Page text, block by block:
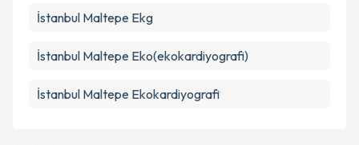
İstanbul Maltepe Ekg
İstanbul Maltepe Eko(ekokardiyografi)
İstanbul Maltepe Ekokardiyografi